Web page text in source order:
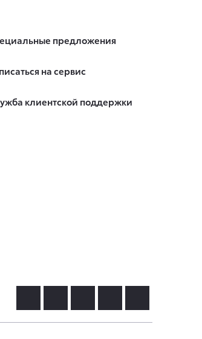
предложения
на сервис
клиентской поддержки